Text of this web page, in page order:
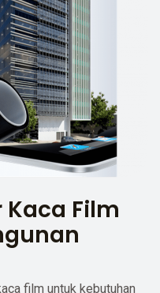
Kaca Film
film untuk kebutuhan